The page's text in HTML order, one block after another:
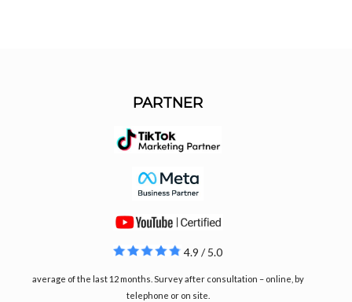
PARTNER
4.9 / 5.0
average of the last 12 months. Survey after consultation – online, by
telephone or on site.